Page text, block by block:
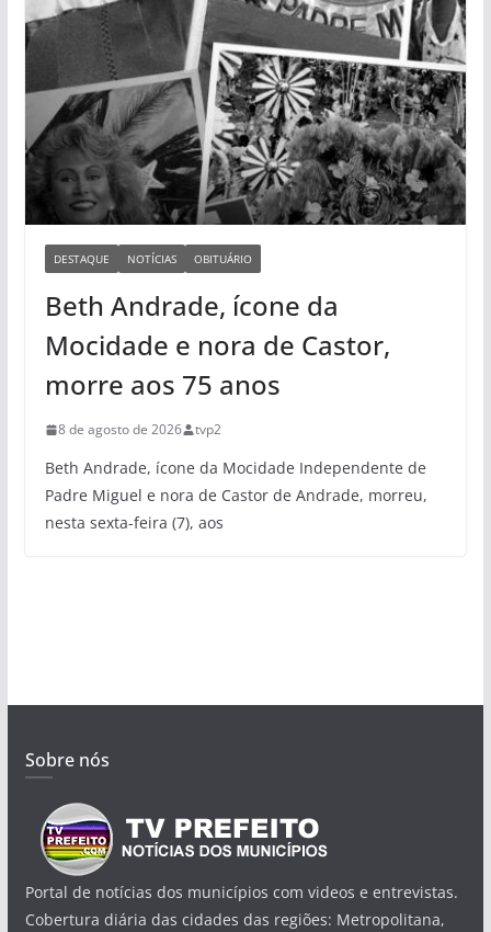
DESTAQUE NOTÍCIAS OBITUÁRIO
Beth Andrade, ícone da
Mocidade e nora de Castor,
morre aos 75 anos
8 de agosto de 2026 tvp2
Beth Andrade, ícone da Mocidade Independente de
Padre Miguel e nora de Castor de Andrade, morreu,
nesta sexta-feira (7), aos
Sobre nós
Portal de notícias dos municípios com videos e entrevistas.
Cobertura diária das cidades das regiões: Metropolitana,